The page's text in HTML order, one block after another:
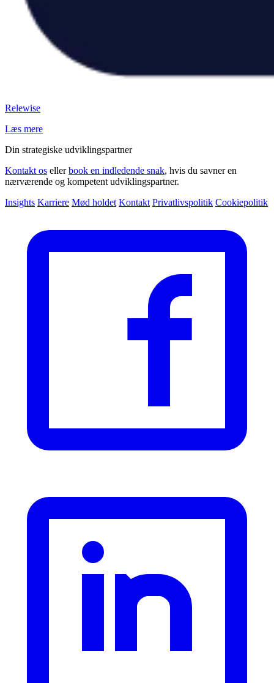
Relewise
Læs mere
Din strategiske udviklingspartner
Kontakt os ellerbook en indledende snak, hvis du savner en
nærværende og kompetent udviklingspartner.
Insights Karriere Mød holdet Kontakt Privatlivspolitik Cookiepolitik